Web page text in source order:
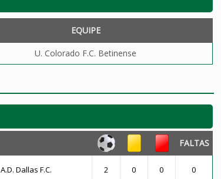
EQUIPE
U. Colorado F.C. Betinense
FALTAS
A.D. Dallas F.C. 2 0 0 0